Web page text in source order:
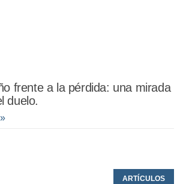
frente a la pérdida: una mirada
duelo.
ARTÍCULOS